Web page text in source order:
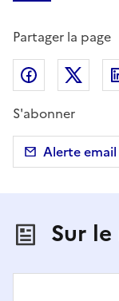
Partager la page
Partager
S'abonner
Alerte email
Sur